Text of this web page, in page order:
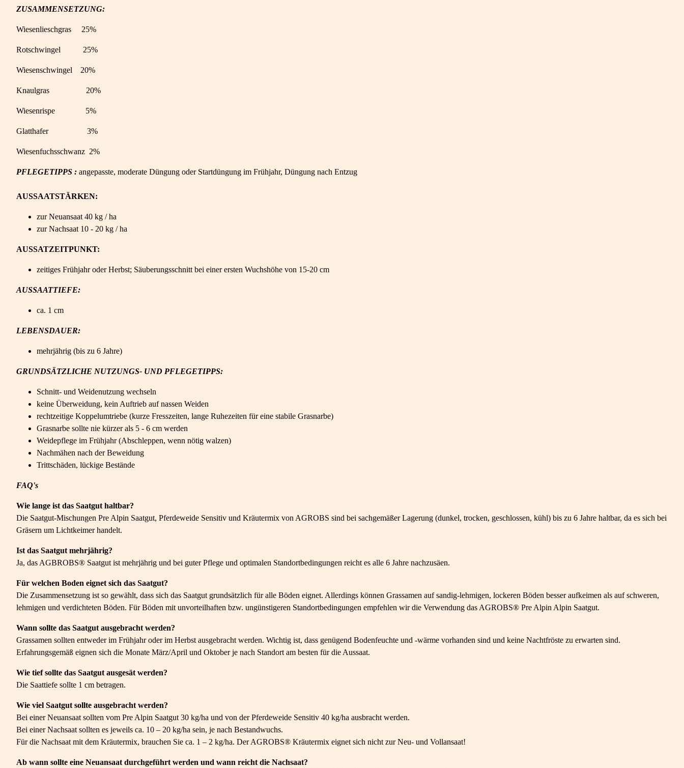
ZUSAMMENSETZUNG:
Wiesenlieschgras 25%
Rotschwingel 25%
Wiesenschwingel 20%
Knaulgras 20%
Wiesenrispe 5%
Glatthafer 3%
Wiesenfuchsschwanz 2%
PFLEGETIPPS : angepasste, moderate Düngung oder Startdüngung im Frühjahr, Düngung nach Entzug
AUSSAATSTÄRKEN:
zur Neuansaat 40 kg / ha
zur Nachsaat 10 - 20 kg / ha
AUSSATZEITPUNKT:
zeitiges Frühjahr oder Herbst; Säuberungsschnitt bei einer ersten Wuchshöhe von 15-20 cm
AUSSAATTIEFE:
ca. 1 cm
LEBENSDAUER:
mehrjährig (bis zu 6 Jahre)
GRUNDSÄTZLICHE NUTZUNGS- UND PFLEGETIPPS:
Schnitt- und Weidenutzung wechseln
keine Überweidung, kein Auftrieb auf nassen Weiden
rechtzeitige Koppelumtriebe (kurze Fresszeiten, lange Ruhezeiten für eine stabile Grasnarbe)
Grasnarbe sollte nie kürzer als 5 - 6 cm werden
Weidepflege im Frühjahr (Abschleppen, wenn nötig walzen)
Nachmähen nach der Beweidung
Trittschäden, lückige Bestände
FAQ's
Wie lange ist das Saatgut haltbar?
Die Saatgut-Mischungen Pre Alpin Saatgut, Pferdeweide Sensitiv und Kräutermix von AGROBS sind bei sachgemäßer Lagerung (dunkel, trocken, geschlossen, kühl) bis zu 6 Jahre haltbar, da es sich bei
Gräsern um Lichtkeimer handelt.
Ist das Saatgut mehrjährig?
Ja, das AGBROBS® Saatgut ist mehrjährig und bei guter Pflege und optimalen Standortbedingungen reicht es alle 6 Jahre nachzusäen.
Für welchen Boden eignet sich das Saatgut?
Die Zusammensetzung ist so gewählt, dass sich das Saatgut grundsätzlich für alle Böden eignet. Allerdings können Grassamen auf sandig-lehmigen, lockeren Böden besser aufkeimen als auf schweren,
lehmigen und verdichteten Böden. Für Böden mit unvorteilhaften bzw. ungünstigeren Standortbedingungen empfehlen wir die Verwendung das AGROBS® Pre Alpin Alpin Saatgut.
Wann sollte das Saatgut ausgebracht werden?
Grassamen sollten entweder im Frühjahr oder im Herbst ausgebracht werden. Wichtig ist, dass genügend Bodenfeuchte und -wärme vorhanden sind und keine Nachtfröste zu erwarten sind.
Erfahrungsgemäß eignen sich die Monate März/April und Oktober je nach Standort am besten für die Aussaat.
Wie tief sollte das Saatgut ausgesät werden?
Die Saattiefe sollte 1 cm betragen.
Wie viel Saatgut sollte ausgebracht werden?
Bei einer Neuansaat sollten vom Pre Alpin Saatgut 30 kg/ha und von der Pferdeweide Sensitiv 40 kg/ha ausbracht werden.
Bei einer Nachsaat sollten es jeweils ca. 10 – 20 kg/ha sein, je nach Bestandwuchs.
Für die Nachsaat mit dem Kräutermix, brauchen Sie ca. 1 – 2 kg/ha. Der AGROBS® Kräutermix eignet sich nicht zur Neu- und Vollansaat!
Ab wann sollte eine Neuansaat durchgeführt werden und wann reicht die Nachsaat?